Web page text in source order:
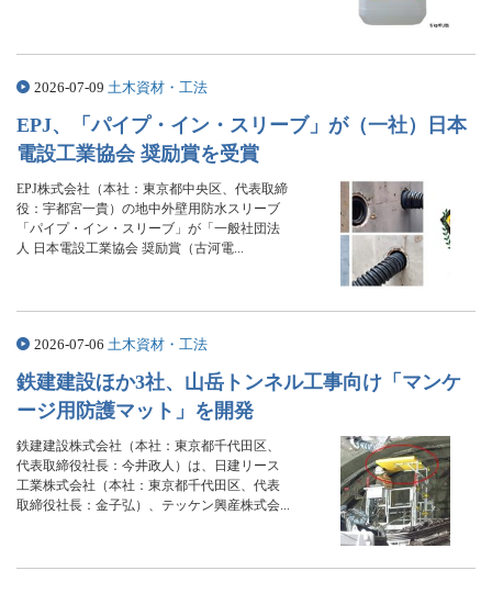
2026-07-09 土木資材・工法
EPJ、「パイプ・イン・スリーブ」が（一社）日本
電設工業協会 奨励賞を受賞
EPJ株式会社（本社：東京都中央区、代表取締
役：宇都宮一貴）の地中外壁用防水スリーブ
「パイプ・イン・スリーブ」が「一般社団法
人 日本電設工業協会 奨励賞（古河電...
2026-07-06 土木資材・工法
鉄建建設ほか3社、山岳トンネル工事向け「マンケ
ージ用防護マット」を開発
鉄建建設株式会社（本社：東京都千代田区、
代表取締役社長：今井政人）は、日建リース
工業株式会社（本社：東京都千代田区、代表
取締役社長：金子弘）、テッケン興産株式会...